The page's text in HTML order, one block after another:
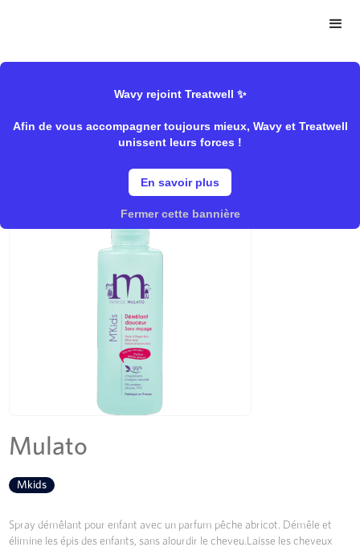
Wavy rejoint Treatwell ✨
Afin de vous accompagner toujours mieux, Wavy et Treatwell
unissent leurs forces !
En savoir plus
Fermer cette bannière
Laque","Rentrée/Enfants
Spray Démélant
Mulato
Mkids
Spray démêlant pour enfant avec un parfum pêche abricot. Démêle et
élimine les épis des enfants, sans alourdir le cheveu.Laisse les cheveux